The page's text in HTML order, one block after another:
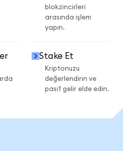
blokzincirleri
arasında işlem
yapın.
Stake Et
Kriptonuzu
değerlendirin ve
pasif gelir elde edin.